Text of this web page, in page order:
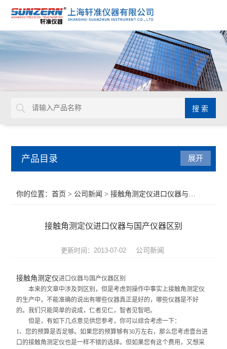
产品目录
三坐标测量机
光学类仪器
环境试验箱
展开
你的位置：首页 > 公司新闻 > 接触角测定仪进口仪器与国产仪器区别
接触角测定仪进口仪器与国产仪器区别
更新时间：2013-07-02 公司新闻
接触角测定仪进口仪器与国产仪器区别
本来的文章中涉及到区别，但是考虑到操作中事实上接触角测定仪
的生产中，不能准确的说出有哪些仪器真正是好的，哪些仪器是不好
的。我们只能简单的说成，仁者见仁，智者见智吧。
但是，有如下几点意见供您参考，你可以综合考虑一下：
1、您的预算是否足够。如果您的预算够有30万左右，那么您考虑壹台进
口的接触角测定仪也是一样不错的选择。但如果您有这个费用，又想采